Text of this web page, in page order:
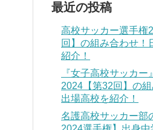
最近の投稿
高校サッカー選手権
回】の組み合わせ！
紹介！
『女子高校サッカ
2024【第32回】の
出場高校を紹介！
名護高校サッカー部